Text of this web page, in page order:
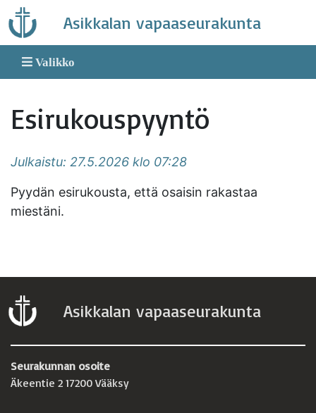
Skip
to
content
Asikkalan vapaaseurakunta
Valikko
Esirukouspyyntö
Julkaistu: 27.5.2026 klo 07:28
Pyydän esirukousta, että osaisin rakastaa
miestäni.
Asikkalan vapaaseurakunta
Seurakunnan osoite
Äkeentie 2 17200 Vääksy